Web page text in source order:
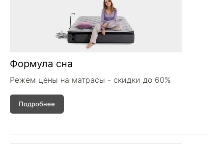
Формула сна
Режем цены на матрасы - скидки до 60%
Подробнее